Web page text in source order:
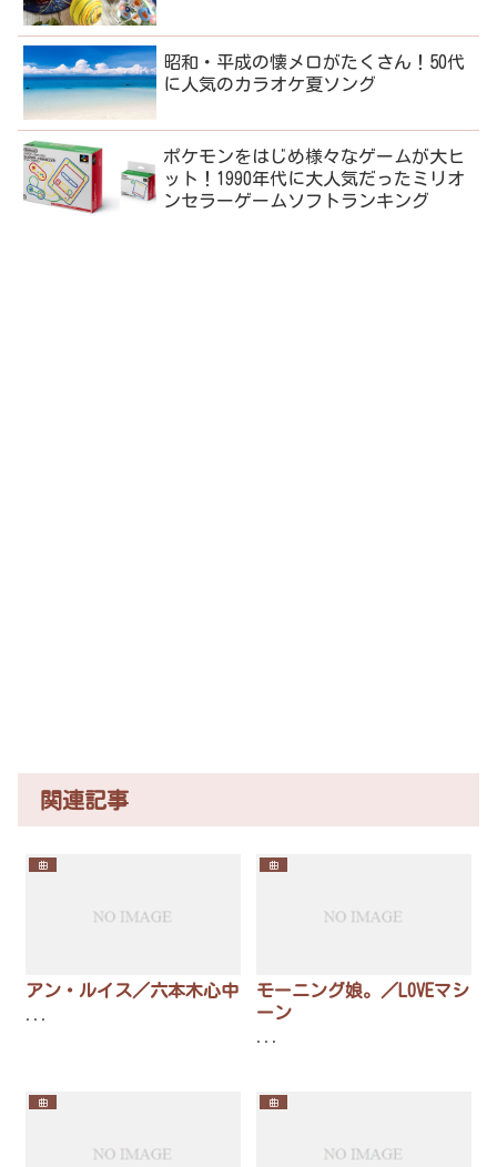
昭和・平成の懐メロがたくさん！50代
に人気のカラオケ夏ソング
ポケモンをはじめ様々なゲームが大ヒ
ット！1990年代に大人気だったミリオ
ンセラーゲームソフトランキング
関連記事
曲
アン・ルイス／六本木心中
...
曲
モーニング娘。／LOVEマシ
ーン
...
曲 曲